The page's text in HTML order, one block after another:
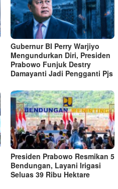
Gubernur BI Perry Warjiyo
Mengundurkan Diri, Presiden
Prabowo Funjuk Destry
Damayanti Jadi Pengganti Pjs
Presiden Prabowo Resmikan 5
Bendungan, Layani Irigasi
Seluas 39 Ribu Hektare